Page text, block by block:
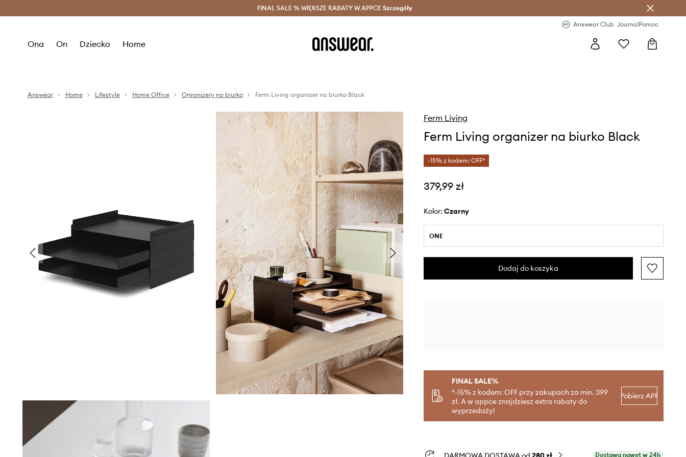
Oszczędzaj z Answear Club > Dostawa nawet w 24h >
FINAL SALE % WIĘKSZE RABATY W APPCE Szczegóły
Answear Club JournalPomoc
Ona On Dziecko Home
Answear Home Lifestyle Home Office Organizery na biurko Ferm Living organizer na biurko Black
Ferm Living
Ferm Living organizer na biurko Black
-15% z kodem: OFF*
379,99 zł
Kolor: czarny
ONE
Dodaj do koszyka
FINAL SALE%
*-15% z kodem: OFF przy zakupach za min. 399
zł. A w appce znajdziesz extra rabaty do
wyprzedaży!
Pobierz APP
Dostawa nawet w 24h